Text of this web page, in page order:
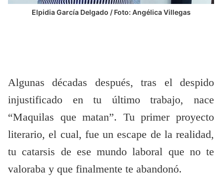
Elpidia García Delgado / Foto: Angélica Villegas
Algunas décadas después, tras el despido
injustificado en tu último trabajo, nace
“Maquilas que matan”. Tu primer proyecto
literario, el cual, fue un escape de la realidad,
tu catarsis de ese mundo laboral que no te
valoraba y que finalmente te abandonó.